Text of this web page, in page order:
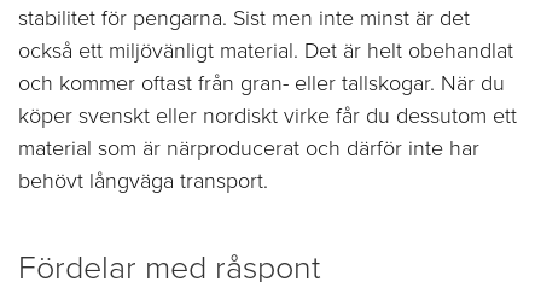
stabilitet för pengarna. Sist men inte minst är det
också ett miljövänligt material. Det är helt obehandlat
och kommer oftast från gran- eller tallskogar. När du
köper svenskt eller nordiskt virke får du dessutom ett
material som är närproducerat och därför inte har
behövt långväga transport.
Fördelar med råspont